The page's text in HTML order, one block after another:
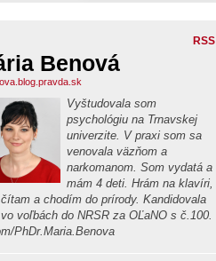
RSS
Benová
Vyštudovala som
psychológiu na Trnavskej
univerzite. V praxi som sa
venovala väzňom a
narkomanom. Som vydatá a
mám 4 deti. Hrám na klavíri,
a chodím do prírody. Kandidovala
voľbách do NRSR za OĽaNO s č.100.
PhDr.Maria.Benova